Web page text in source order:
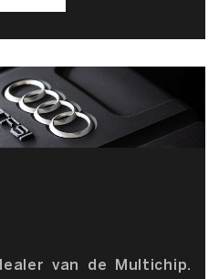
van de Multichip.